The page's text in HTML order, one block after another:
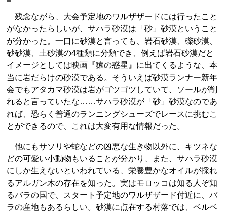
残念ながら、大会予定地のワルザザードには行ったこと
がなかったらしいが、サハラ砂漠は「砂」砂漠ということ
が分かった。一口に砂漠と言っても、岩石砂漠、礫砂漠、
砂砂漠、土砂漠の4種類に分類でき、例えば岩石砂漠だと
イメージとしては映画『猿の惑星』に出てくるような、本
当に岩だらけの砂漠である。そういえば砂漠ランナー新年
会でもアタカマ砂漠は岩がゴツゴツしていて、ソールが削
れると言っていたな……サハラ砂漠が「砂」砂漠なのであ
れば、恐らく普通のランニングシューズでレースに挑むこ
とができるので、これは大変有用な情報だった。
他にもサソリや蛇などの凶悪な生き物以外に、キツネな
どの可愛い小動物もいることが分かり、また、サハラ砂漠
にしか生えないといわれている、栄養豊かなオイルが採れ
るアルガン木の存在を知った。実はモロッコは知る人ぞ知
るバラの国で、スタート予定地のワルザザード付近に、バ
ラの産地もあるらしい。砂漠に点在する村落では、ベルベ